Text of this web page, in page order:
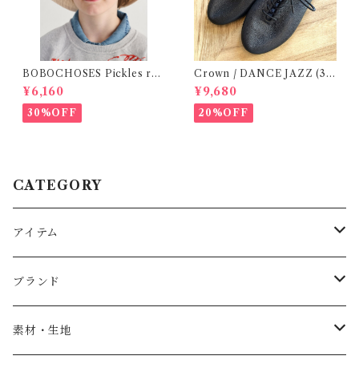
BOBOCHOSES Pickles rev
ersible hat / 52,54
¥6,160
30%OFF
Crown / DANCE JAZZ (3:2
2cm / 6:24-24,5 ) Black
¥9,680
20%OFF
CATEGORY
アイテム
Baby
トップス
ブランド
AS WE GROW
素材・生地